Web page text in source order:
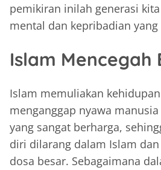
pemikiran inilah generasi
mental dan kepribadian yang
Islam Mencegah
Islam memuliakan
menganggap nyawa
yang sangat berharga,
diri dilarang dalam Islam
dosa besar. Sebagaimana